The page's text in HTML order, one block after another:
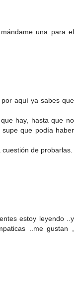
una para el
aquí ya sabes que
hay, hasta que no
que podía haber
de probarlas.
estoy leyendo ..y
..me gustan ,